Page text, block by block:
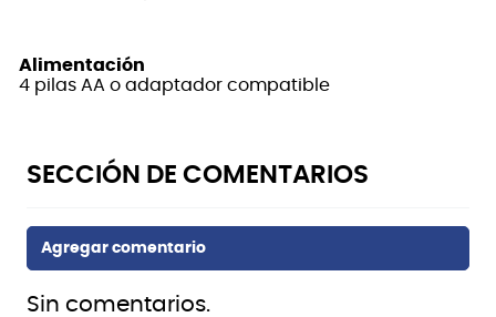
Alimentación
4 pilas AA o adaptador compatible
Sin comentarios.